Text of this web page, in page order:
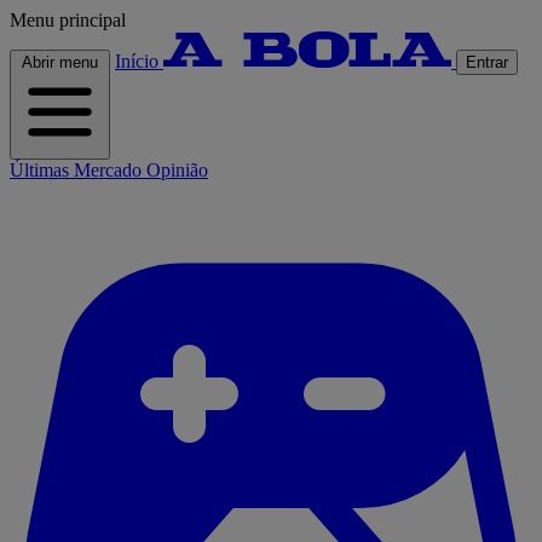
Menu principal
Abrir menu Início Entrar
Últimas Mercado Opinião